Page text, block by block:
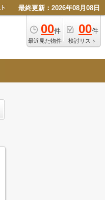
最終更新：2026年08月08日
00件
最近見た物件
00件
検討リスト